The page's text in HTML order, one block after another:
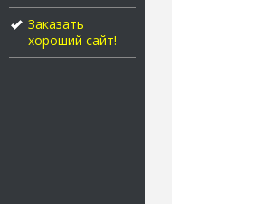
Заказать
хороший сайт!